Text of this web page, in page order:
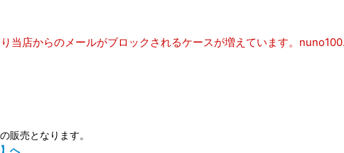
当店からのメールがブロックされるケースが増えています。
販売となります。
へ